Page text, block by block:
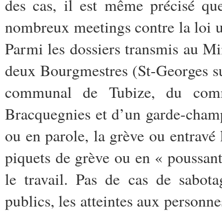
des cas, il est même précisé
nombreux meetings contre la loi
Parmi les dossiers transmis au
deux Bourgmestres (St-Georges
communal de Tubize, du
Bracquegnies et d’un garde-
ou en parole, la grève ou
piquets de grève ou en «
le travail. Pas de cas de
publics, les atteintes aux